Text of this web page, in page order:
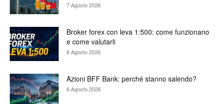
7 Agosto 2026
Broker forex con leva 1:500: come funzionano
e come valutarli
6 Agosto 2026
Azioni BFF Bank: perché stanno salendo?
6 Agosto 2026